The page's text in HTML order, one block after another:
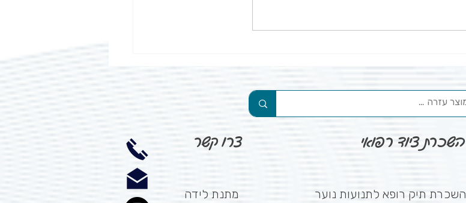
צרו קשר
מתנת לידה
השכרת ציוד רפואי
השכרת תיק רופא לתנועות נוער